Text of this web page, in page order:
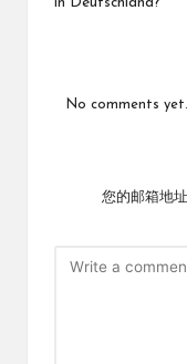
No comments
您的邮箱地